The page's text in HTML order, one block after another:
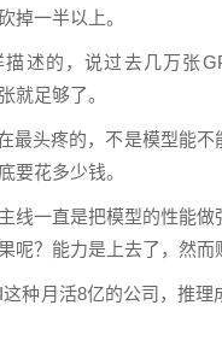
掉一半以上。
描述的，说过去几万张
就足够了。
最头疼的，不是模型能不
要花多少钱。
线一直是把模型的性能做
呢？能力是上去了，然而
种月活8亿的公司，推理